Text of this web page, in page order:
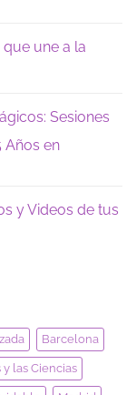
que une a la
Sesiones
Años en
y Videos de tus
Barcelona
las Ciencias